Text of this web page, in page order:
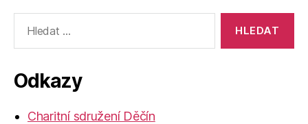
vyhledávání:
Odkazy
Charitní sdružení Děčín